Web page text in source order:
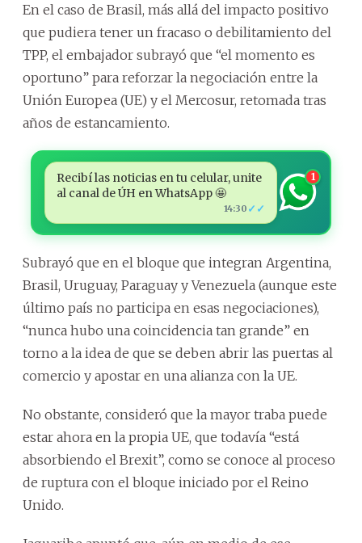
En el caso de Brasil, más allá del impacto positivo
que pudiera tener un fracaso o debilitamiento del
TPP, el embajador subrayó que “el momento es
oportuno” para reforzar la negociación entre la
Unión Europea (UE) y el Mercosur, retomada tras
años de estancamiento.
Recibí las noticias en tu celular, unite
al canal de ÚH en WhatsApp 🤩
14:30 ✓✓
1
Subrayó que en el bloque que integran Argentina,
Brasil, Uruguay, Paraguay y Venezuela (aunque este
último país no participa en esas negociaciones),
“nunca hubo una coincidencia tan grande” en
torno a la idea de que se deben abrir las puertas al
comercio y apostar en una alianza con la UE.
No obstante, consideró que la mayor traba puede
estar ahora en la propia UE, que todavía “está
absorbiendo el Brexit”, como se conoce al proceso
de ruptura con el bloque iniciado por el Reino
Unido.